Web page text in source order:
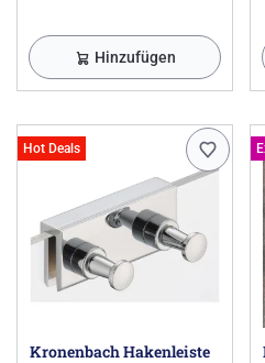
Hinzufügen
Hot Deals
Kronenbach Hakenleiste